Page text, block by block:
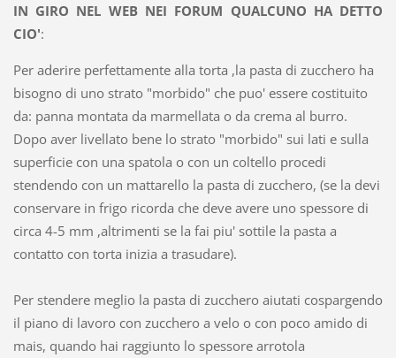
IN GIRO NEL WEB NEI FORUM QUALCUNO HA DETTO
CIO':
Per aderire perfettamente alla torta ,la pasta di zucchero ha
bisogno di uno strato "morbido" che puo' essere costituito
da: panna montata da marmellata o da crema al burro.
Dopo aver livellato bene lo strato "morbido" sui lati e sulla
superficie con una spatola o con un coltello procedi
stendendo con un mattarello la pasta di zucchero, (se la devi
conservare in frigo ricorda che deve avere uno spessore di
circa 4-5 mm ,altrimenti se la fai piu' sottile la pasta a
contatto con torta inizia a trasudare).
Per stendere meglio la pasta di zucchero aiutati cospargendo
il piano di lavoro con zucchero a velo o con poco amido di
mais, quando hai raggiunto lo spessore arrotola